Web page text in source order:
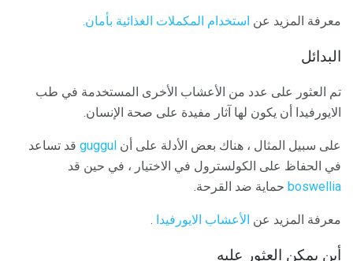
معرفة المزيد عن استخدام المكملات الغذائية بأمان.
البدائل
تم العثور على عدد من الأعشاب الأخرى المستخدمة في طب
الايورفيدا أن يكون لها آثار مفيدة على صحة الإنسان.
على سبيل المثال ، هناك بعض الأدلة على أن guggul قد تساعد
في الحفاظ على الكولسترول في الاختيار ، في حين قد
boswellia حماية ضد القرحة.
معرفة المزيد عن الأعشاب الايورفيدا .
أين يمكن العثور عليه